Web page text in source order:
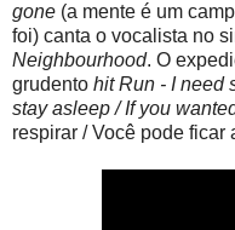
gone (a mente é um
foi) canta o vocalista no
Neighbourhood. O
grudento hit Run - I need
stay asleep / If you
respirar / Você pode ficar